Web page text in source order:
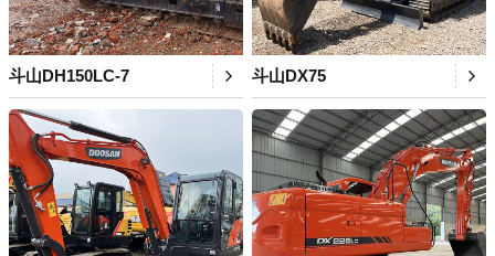
斗山DH150LC-7 斗山DX75